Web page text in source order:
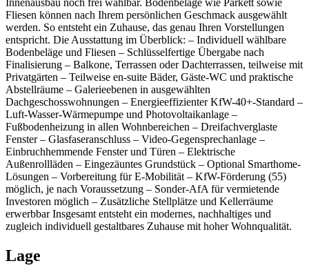
Innenausbau noch frei wählbar. Bodenbeläge wie Parkett sowie
Fliesen können nach Ihrem persönlichen Geschmack ausgewählt
werden. So entsteht ein Zuhause, das genau Ihren Vorstellungen
entspricht. Die Ausstattung im Überblick: – Individuell wählbare
Bodenbeläge und Fliesen – Schlüsselfertige Übergabe nach
Finalisierung – Balkone, Terrassen oder Dachterrassen, teilweise mit
Privatgärten – Teilweise en-suite Bäder, Gäste-WC und praktische
Abstellräume – Galerieebenen in ausgewählten
Dachgeschosswohnungen – Energieeffizienter KfW-40+-Standard –
Luft-Wasser-Wärmepumpe und Photovoltaikanlage –
Fußbodenheizung in allen Wohnbereichen – Dreifachverglaste
Fenster – Glasfaseranschluss – Video-Gegensprechanlage –
Einbruchhemmende Fenster und Türen – Elektrische
Außenrollläden – Eingezäuntes Grundstück – Optional Smarthome-
Lösungen – Vorbereitung für E-Mobilität – KfW-Förderung (55)
möglich, je nach Voraussetzung – Sonder-AfA für vermietende
Investoren möglich – Zusätzliche Stellplätze und Kellerräume
erwerbbar Insgesamt entsteht ein modernes, nachhaltiges und
zugleich individuell gestaltbares Zuhause mit hoher Wohnqualität.
Lage